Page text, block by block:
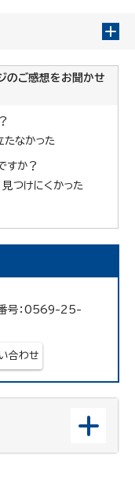
のご感想をお聞かせ
たなかった
すか？
見つけにくかった
号：0569-25-
合わせ